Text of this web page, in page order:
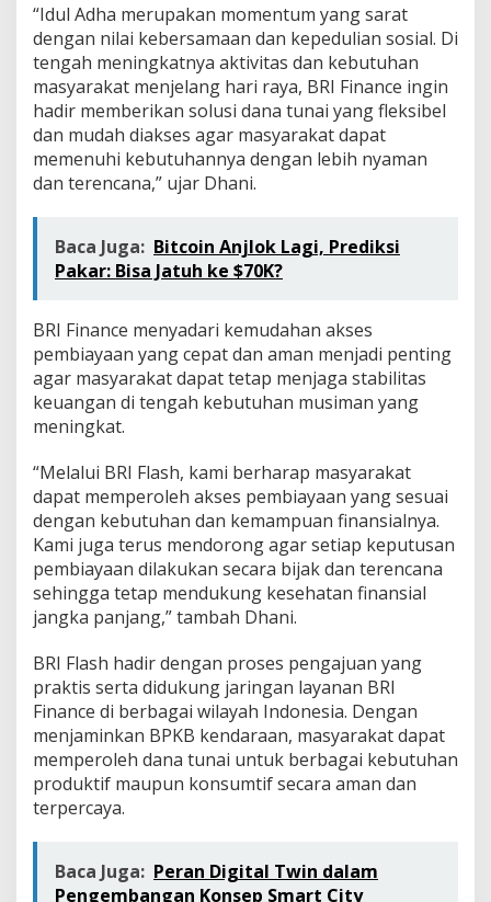
“Idul Adha merupakan momentum yang sarat
dengan nilai kebersamaan dan kepedulian sosial. Di
tengah meningkatnya aktivitas dan kebutuhan
masyarakat menjelang hari raya, BRI Finance ingin
hadir memberikan solusi dana tunai yang fleksibel
dan mudah diakses agar masyarakat dapat
memenuhi kebutuhannya dengan lebih nyaman
dan terencana,” ujar Dhani.
Baca Juga: Bitcoin Anjlok Lagi, Prediksi
Pakar: Bisa Jatuh ke $70K?
BRI Finance menyadari kemudahan akses
pembiayaan yang cepat dan aman menjadi penting
agar masyarakat dapat tetap menjaga stabilitas
keuangan di tengah kebutuhan musiman yang
meningkat.
“Melalui BRI Flash, kami berharap masyarakat
dapat memperoleh akses pembiayaan yang sesuai
dengan kebutuhan dan kemampuan finansialnya.
Kami juga terus mendorong agar setiap keputusan
pembiayaan dilakukan secara bijak dan terencana
sehingga tetap mendukung kesehatan finansial
jangka panjang,” tambah Dhani.
BRI Flash hadir dengan proses pengajuan yang
praktis serta didukung jaringan layanan BRI
Finance di berbagai wilayah Indonesia. Dengan
menjaminkan BPKB kendaraan, masyarakat dapat
memperoleh dana tunai untuk berbagai kebutuhan
produktif maupun konsumtif secara aman dan
terpercaya.
Baca Juga: Peran Digital Twin dalam
Pengembangan Konsep Smart City